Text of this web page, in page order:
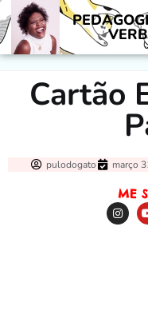
Cartão
pulodogato março
ME